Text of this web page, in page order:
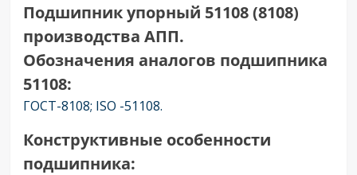
Подшипник упорный 51108 (8108)
производства АПП.
Обозначения аналогов подшипника
51108:
ГОСТ-8108; ISO -51108.
Конструктивные особенности
подшипника: